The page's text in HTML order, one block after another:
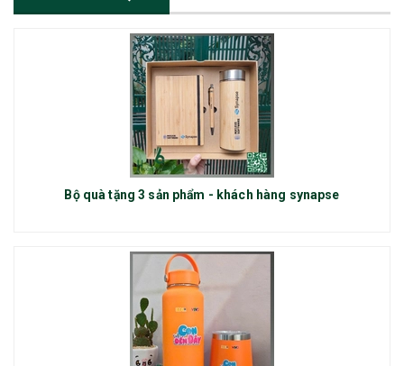
Bộ quà tặng 3 sản phẩm - khách hàng synapse